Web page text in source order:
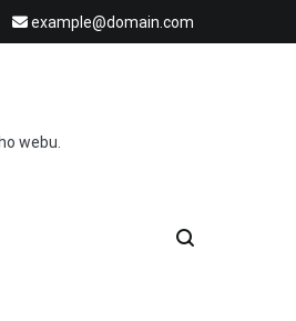
example@domain.com
webu.